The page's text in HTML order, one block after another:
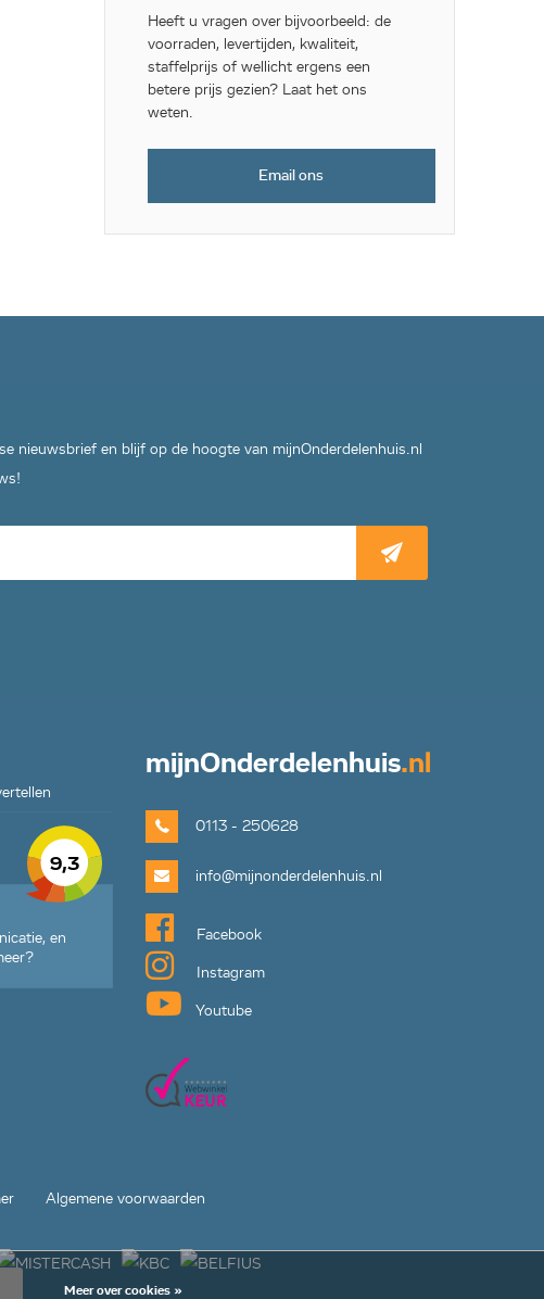
Heeft u vragen over bijvoorbeeld: de
voorraden, levertijden, kwaliteit,
staffelprijs of wellicht ergens een
betere prijs gezien? Laat het ons
weten.
Email ons
Meer over cookies »
nieuwsbrief en blijf op de hoogte van mijnOnderdelenhuis.nl
9,3
en
mijnOnderdelenhuis.nl
0113 - 250628
info@mijnonderdelenhuis.nl
Facebook
Instagram
Youtube
Algemene voorwaarden